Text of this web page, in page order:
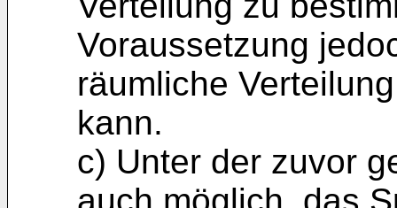
Voraussetzung
räumliche
kann.
c) Unter der zuvor